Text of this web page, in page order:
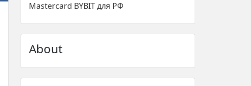
Mastercard BYBIT для РФ
About